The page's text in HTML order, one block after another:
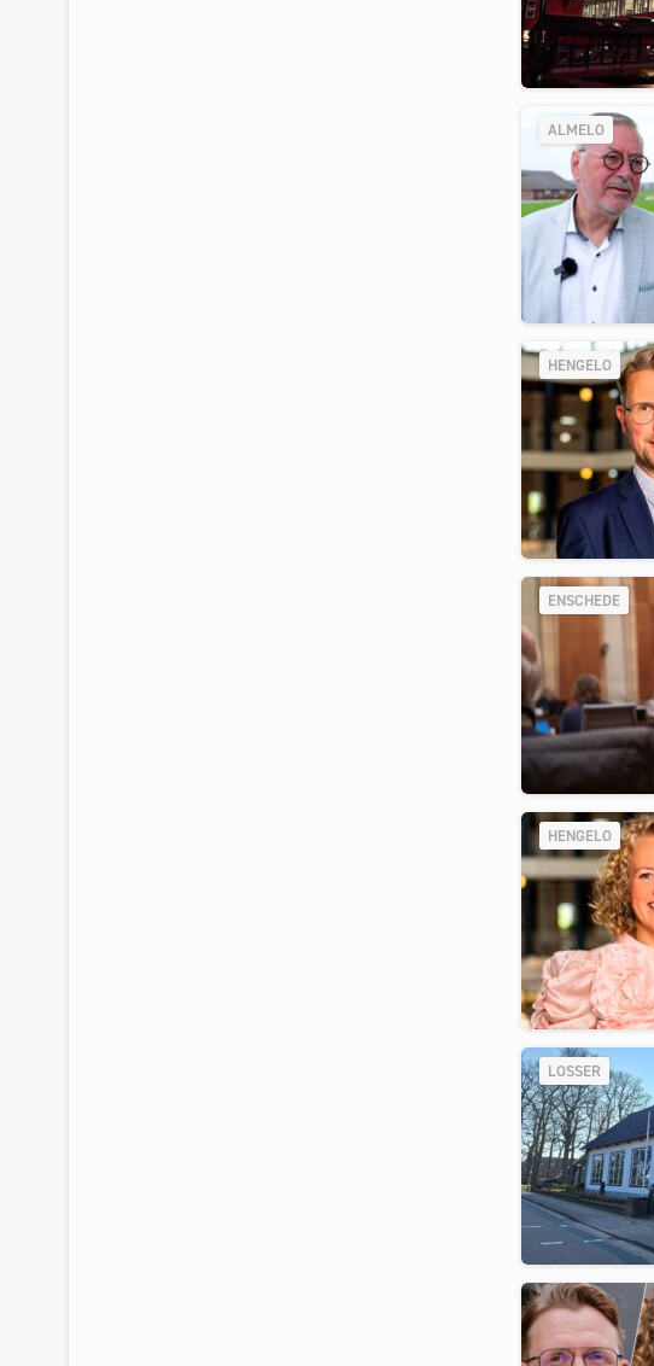
ALMELO
HENGELO
ENSCHEDE
HENGELO
LOSSER